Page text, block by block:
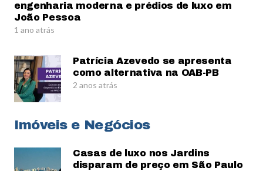
engenharia moderna e prédios de luxo em
João Pessoa
1 ano atrás
Patrícia Azevedo se apresenta
como alternativa na OAB-PB
2 anos atrás
Imóveis e Negócios
Casas de luxo nos Jardins
disparam de preço em São Paulo